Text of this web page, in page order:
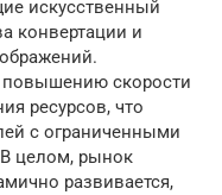
искусственный
конвертации и
повышению скорости
ресурсов, что
с ограниченными
целом, рынок
развивается,